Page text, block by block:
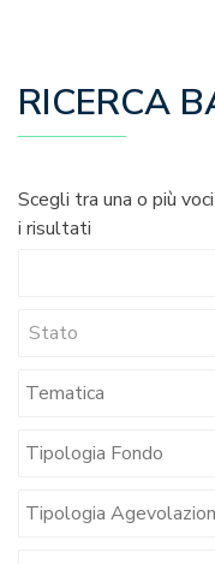
RICERCA
Scegli tra una o più
i risultati
Stato